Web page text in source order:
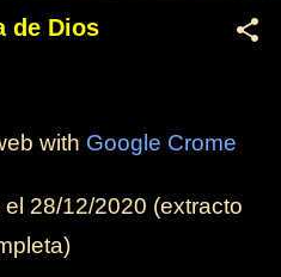
de Dios
with Google Crome
28/12/2020 (extracto